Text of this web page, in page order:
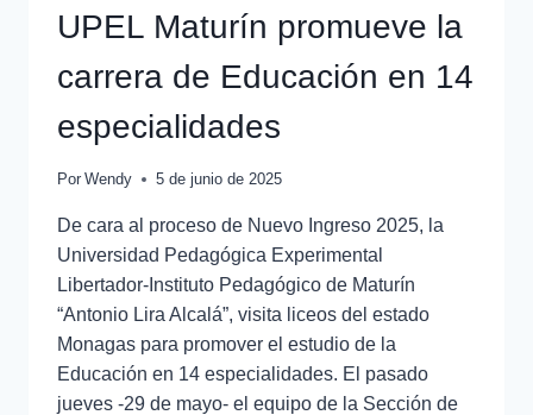
UPEL Maturín promueve la
carrera de Educación en 14
especialidades
Por Wendy 5 de junio de 2025
De cara al proceso de Nuevo Ingreso 2025, la
Universidad Pedagógica Experimental
Libertador-Instituto Pedagógico de Maturín
“Antonio Lira Alcalá”, visita liceos del estado
Monagas para promover el estudio de la
Educación en 14 especialidades. El pasado
jueves -29 de mayo- el equipo de la Sección de